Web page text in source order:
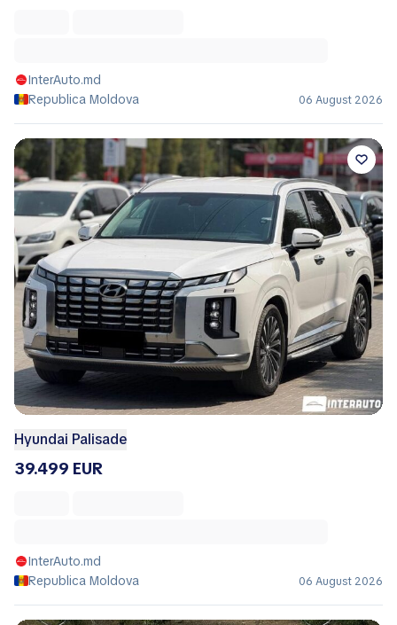
InterAuto.md
Republica Moldova
06 August 2026
Hyundai Palisade
39.499 EUR
InterAuto.md
Republica Moldova
06 August 2026